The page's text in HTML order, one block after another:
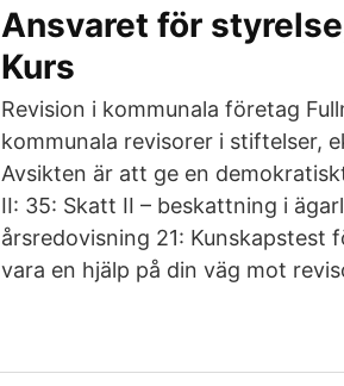
Ansvaret för
Kurs
Revision i kommunala företag
kommunala revisorer i stiftelser,
Avsikten är att ge en
II: 35: Skatt II – beskattning i
årsredovisning 21:
vara en hjälp på din väg mot